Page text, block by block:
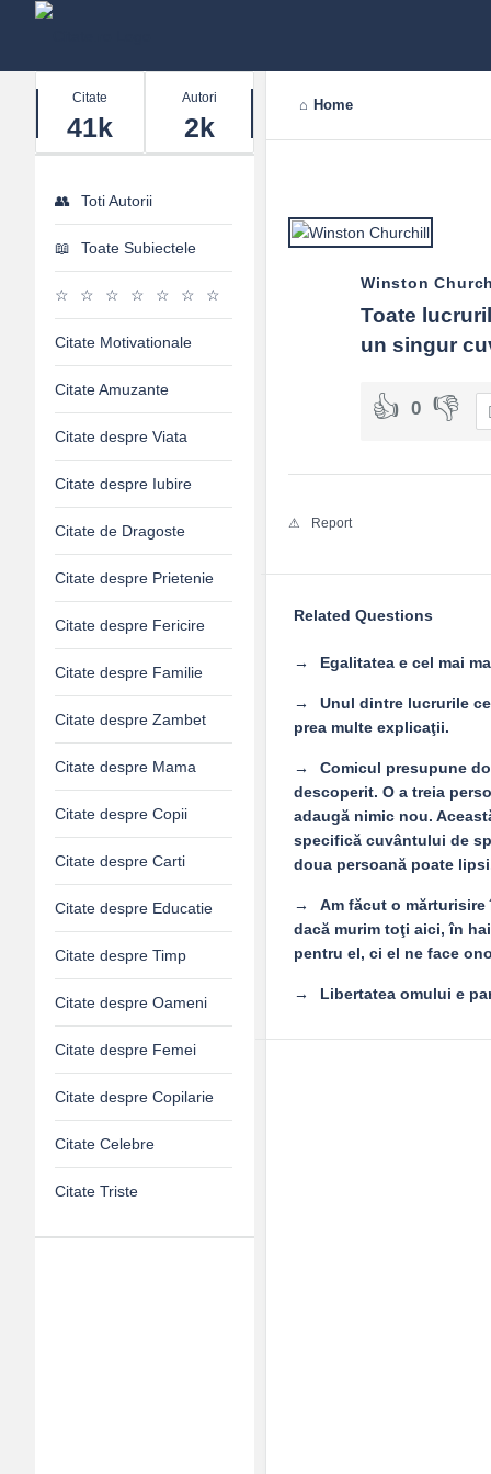
Home
Winston
Toate
un singur
0
Report
Related Questions
Egalitatea e cel mai
Unul dintre lucrurile
prea multe explicaţii.
Comicul presupune
descoperit. O a treia
adaugă nimic nou.
specifică cuvântului de
doua persoană poate
Am făcut o
dacă murim toţi aici, în
pentru el, ci el ne face
Libertatea omului e
Stats
Citate
41k
Autori
2k
Toti Autorii
Toate Subiectele
Citate Motivationale
Citate Amuzante
Citate despre Viata
Citate despre Iubire
Citate de Dragoste
Citate despre Prietenie
Citate despre Fericire
Citate despre Familie
Citate despre Zambet
Citate despre Mama
Citate despre Copii
Citate despre Carti
Citate despre Educatie
Citate despre Timp
Citate despre Oameni
Citate despre Femei
Citate despre Copilarie
Citate Celebre
Citate Triste